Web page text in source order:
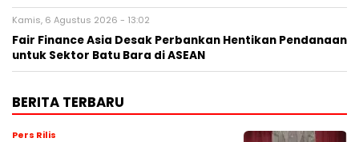
Kamis, 6 Agustus 2026 - 13:02
Fair Finance Asia Desak Perbankan Hentikan Pendanaan
untuk Sektor Batu Bara di ASEAN
BERITA TERBARU
Pers Rilis